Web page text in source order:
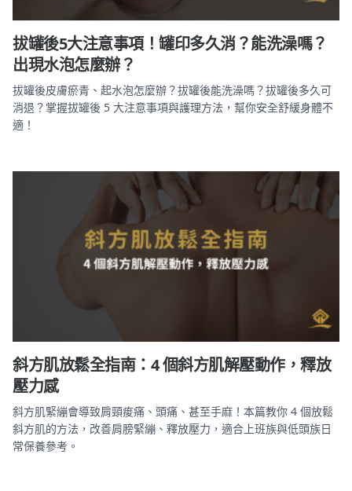
拔罐後5大注意事項！罐印多久消？能洗澡嗎？
出現水泡怎麼辦？
拔罐後皮膚瘀青、起水泡怎麼辦？拔罐後能洗澡嗎？拔罐後多久可
消退？掌握拔罐後 5 大注意事項與護理方法，幫你安全舒緩身體不
適！
斜方肌放鬆全指南：4 個斜方肌解壓動作，釋放
壓力感
斜方肌緊繃會導致肩頸痠痛、頭痛、甚至手麻！本篇教你 4 個放鬆
斜方肌的方法，改善肩膀緊繃、釋放壓力，適合上班族與低頭族日
常保養參考。